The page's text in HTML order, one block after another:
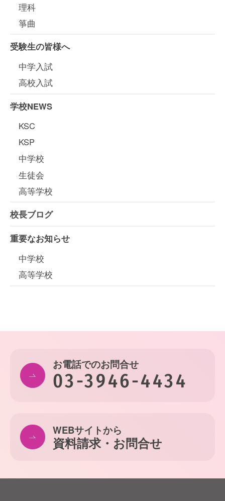
理科
箏曲
受験生の皆様へ
中学入試
高校入試
学校NEWS
KSC
KSP
中学校
生徒会
高等学校
校長ブログ
重要なお知らせ
中学校
高等学校
お電話でのお問合せ
03-3946-4434
WEBサイトから
資料請求・お問合せ